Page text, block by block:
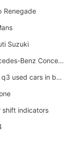
Renegade
Suzuki
Mercedes-Benz Concept Cars
audi q3 used cars in bangalore
shift indicators